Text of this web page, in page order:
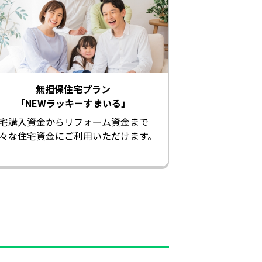
無担保住宅プラン
「NEWラッキーすまいる」
購入資金からリフォーム資金まで
な住宅資金にご利用いただけます。